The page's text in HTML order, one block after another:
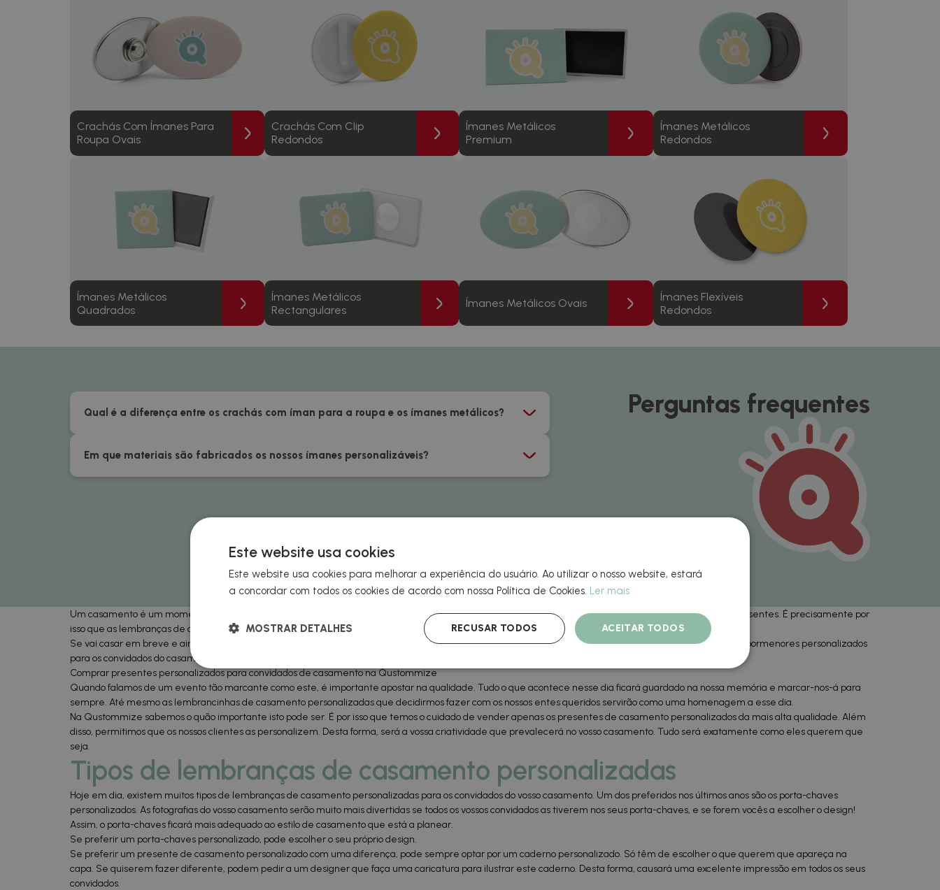
Crachás Com Ímanes Para
Roupa Ovais
Crachás Com Clip
Redondos
Ímanes Metálicos
Premium
Ímanes Metálicos
Redondos
Ímanes Metálicos
Quadrados
Ímanes Metálicos
Rectangulares
Ímanes Metálicos Ovais
Ímanes Flexíveis
Redondos
Qual é a diferença entre os crachás com íman para a roupa e os ímanes metálicos?
Em que materiais são fabricados os nossos ímanes personalizáveis?
Perguntas frequentes
Um casamento é um momento especial, em que se partilha o amor que os noivos sentem. Acaba por se tornar um dos dias mais especiais para todos os presentes. É precisamente por
isso que as lembranças de casamento personalizadas são tão importantes: elas são a memória deste dia.
Se vai casar em breve e ainda não sabe o que oferecer aos seus convidados, visite o nosso site. Na Qustommize somos especialistas em cuidar de todos os pormenores personalizados
para os convidados do casamento.
Comprar presentes personalizados para convidados de casamento na Qustommize
Quando falamos de um evento tão marcante como este, é importante apostar na qualidade. Tudo o que acontece nesse dia ficará guardado na nossa memória e marcar-nos-á para
sempre. Até mesmo as lembrancinhas de casamento personalizadas que decidirmos fazer com os nossos entes queridos servirão como uma homenagem a esse dia.
Na Qustommize sabemos o quão importante isto pode ser. É por isso que temos o cuidado de vender apenas os presentes de casamento personalizados da mais alta qualidade. Além
disso, permitimos que os nossos clientes as personalizem. Desta forma, será a vossa criatividade que prevalecerá no vosso casamento. Tudo será exatamente como eles querem que
seja.
Tipos de lembranças de casamento personalizadas
Hoje em dia, existem muitos tipos de lembranças de casamento personalizadas para os convidados do vosso casamento. Um dos preferidos nos últimos anos são os porta-chaves
personalizados. As fotografias do vosso casamento serão muito mais divertidas se todos os vossos convidados as tiverem nos seus porta-chaves, e se forem vocês a escolher o design!
Assim, o porta-chaves ficará mais adequado ao estilo de casamento que está a planear.
Se preferir um porta-chaves personalizado, pode escolher o seu próprio design.
Se preferir um presente de casamento personalizado com uma diferença, pode sempre optar por um caderno personalizado. Só têm de escolher o que querem que apareça na
capa. Se quiserem fazer diferente, podem pedir a um designer que faça uma caricatura para ilustrar este caderno. Desta forma, causará uma excelente impressão em todos os seus
convidados.
Este website usa cookies
Este website usa cookies para melhorar a experiência do usuário. Ao utilizar o nosso website, estará
a concordar com todos os cookies de acordo com nossa Política de Cookies. Ler mais
ACEITAR TODOS
RECUSAR TODOS
MOSTRAR DETALHES